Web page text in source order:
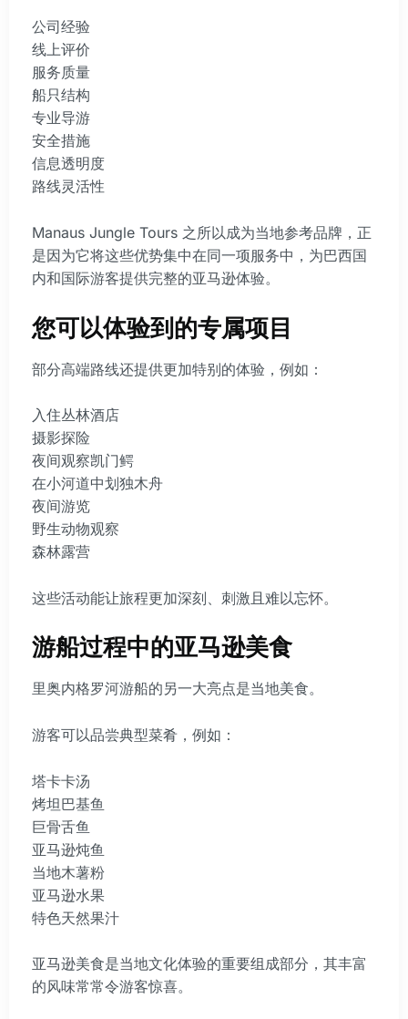
公司经验
线上评价
服务质量
船只结构
专业导游
安全措施
信息透明度
路线灵活性
Manaus Jungle Tours 之所以成为当地参考品牌，正
是因为它将这些优势集中在同一项服务中，为巴西国
内和国际游客提供完整的亚马逊体验。
您可以体验到的专属项目
部分高端路线还提供更加特别的体验，例如：
入住丛林酒店
摄影探险
夜间观察凯门鳄
在小河道中划独木舟
夜间游览
野生动物观察
森林露营
这些活动能让旅程更加深刻、刺激且难以忘怀。
游船过程中的亚马逊美食
里奥内格罗河游船的另一大亮点是当地美食。
游客可以品尝典型菜肴，例如：
塔卡卡汤
烤坦巴基鱼
巨骨舌鱼
亚马逊炖鱼
当地木薯粉
亚马逊水果
特色天然果汁
亚马逊美食是当地文化体验的重要组成部分，其丰富
的风味常常令游客惊喜。